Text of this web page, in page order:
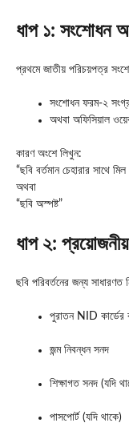
ধাপ ১: সংশোধন
প্রথমে জাতীয় পরিচয়পত্র
সংশোধন ফরম-২
অথবা অফিসিয়াল
কারণ অংশে লিখুন:
“ছবি বর্তমান চেহারার সাথে মিল
অথবা
“ছবি অস্পষ্ট”
ধাপ ২:
ছবি পরিবর্তনের জন্য
পুরাতন NID কার্ডের
জন্ম নিবন্ধন সনদ
শিক্ষাগত সনদ (যদি
পাসপোর্ট (যদি থাকে)